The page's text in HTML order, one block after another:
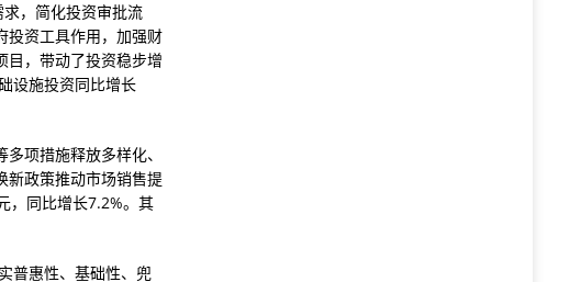
，简化投资审批流
投资工具作用，加强财
目，带动了投资稳步增
设施投资同比增长
项措施释放多样化、
新政策推动市场销售提
，同比增长7.2%。其
普惠性、基础性、兜